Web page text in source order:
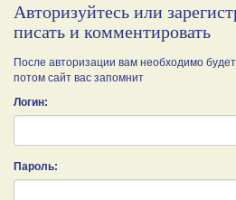
Авторизуйтесь или
писать и комментировать
После авторизации вам необходимо
потом сайт вас запомнит
Логин:
Пароль: